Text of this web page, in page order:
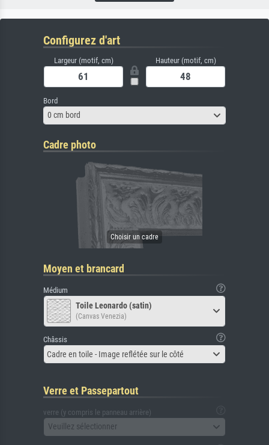
Configurez d'art
Largeur (motif, cm) Hauteur (motif, cm)
Bord
0 cm bord
Cadre photo
Moyen et brancard
Médium
Toile Leonardo (satin)
(Canvas Venezia)
Châssis
Cadre en toile - Image reflétée sur le côté
Verre et Passepartout
verre (y compris le panneau arrière)
Veuillez sélectionner